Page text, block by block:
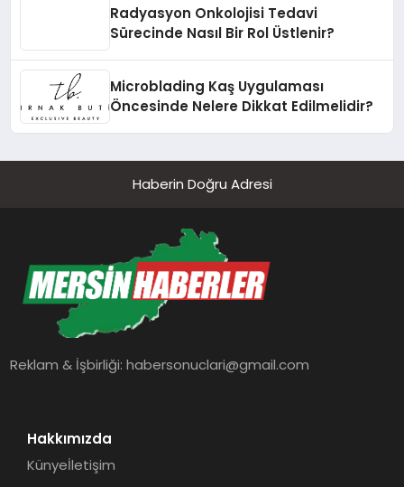
Radyasyon Onkolojisi Tedavi
Sürecinde Nasıl Bir Rol Üstlenir?
Microblading Kaş Uygulaması
Öncesinde Nelere Dikkat Edilmelidir?
Haberin Doğru Adresi
Reklam & İşbirliği:habersonuclari@gmail.com
Hakkımızda
Künyeİletişim